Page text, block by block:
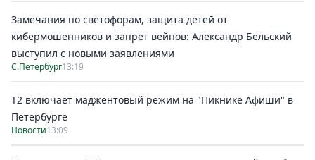
Замечания по светофорам, защита детей от
кибермошенников и запрет вейпов: Александр Бельский
выступил с новыми заявлениями
С.Петербург13:19
Т2 включает маджентовый режим на "Пикнике Афиши" в
Петербурге
Новости13:09